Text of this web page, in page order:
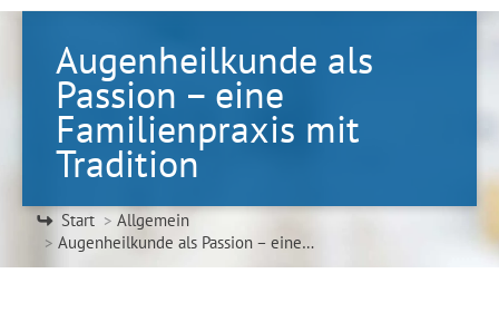
Augenheilkunde als
Passion – eine
Familienpraxis mit
Tradition
Sie befinden sich hier:
Start
Allgemein
Augenheilkunde als Passion – eine…